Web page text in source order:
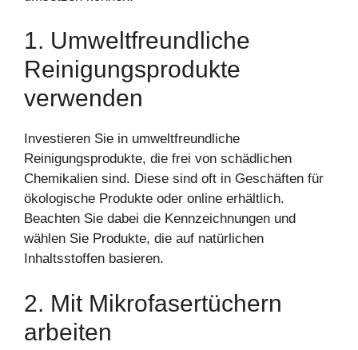
1. Umweltfreundliche
Reinigungsprodukte
verwenden
Investieren Sie in umweltfreundliche
Reinigungsprodukte, die frei von schädlichen
Chemikalien sind. Diese sind oft in Geschäften für
ökologische Produkte oder online erhältlich.
Beachten Sie dabei die Kennzeichnungen und
wählen Sie Produkte, die auf natürlichen
Inhaltsstoffen basieren.
2. Mit Mikrofasertüchern
arbeiten